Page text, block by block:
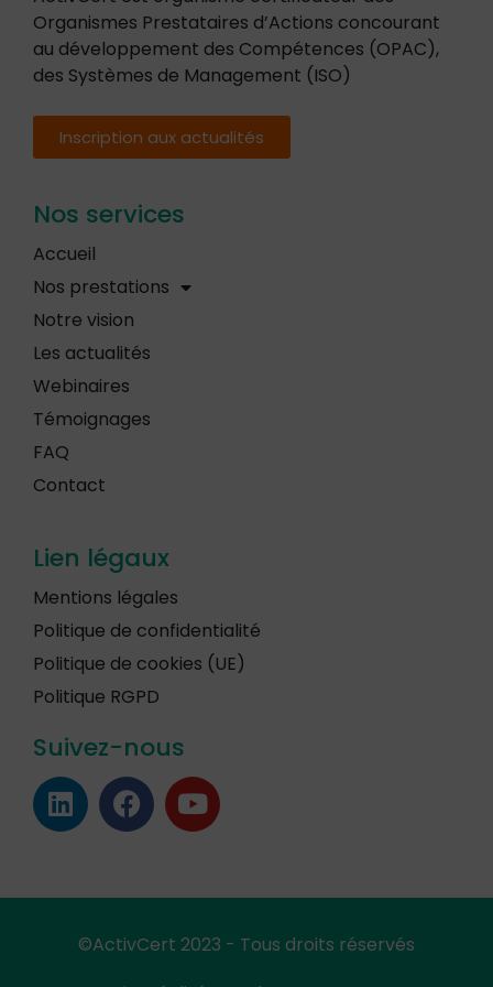
Organismes Prestataires d’Actions concourant
au développement des Compétences (OPAC),
des Systèmes de Management (ISO)
Inscription aux actualités
Nos services
Accueil
Nos prestations
Notre vision
Les actualités
Webinaires
Témoignages
FAQ
Contact
Lien légaux
Mentions légales
Politique de confidentialité
Politique de cookies (UE)
Politique RGPD
Suivez-nous
©ActivCert 2023 - Tous droits réservés